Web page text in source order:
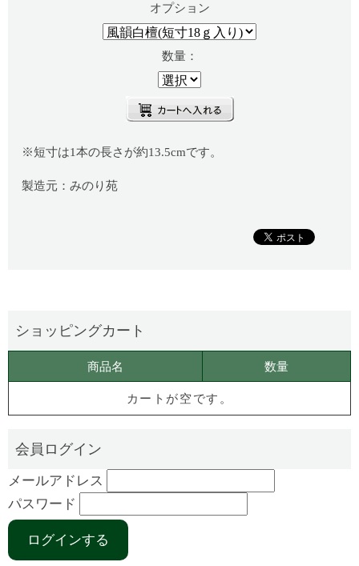
オプション
数量：
※短寸は1本の長さが約13.5cmです。
製造元：みのり苑
商品名 数量
カートが空です。
メールアドレス
パスワード